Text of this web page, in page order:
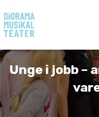
Unge i jobb –